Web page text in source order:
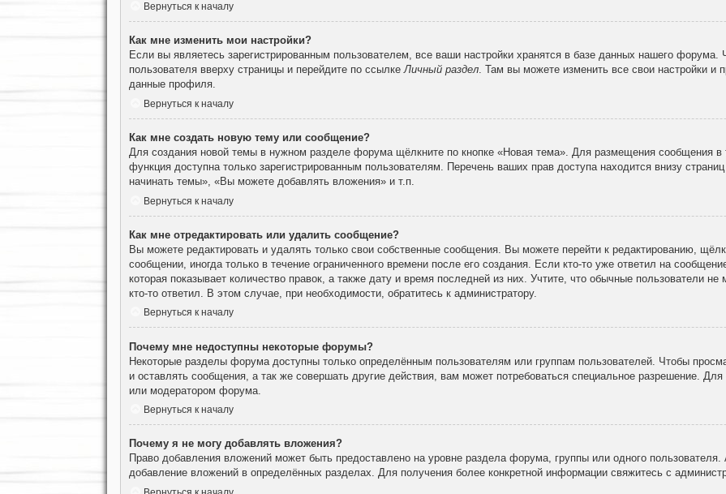
Вернуться к началу
Как мне изменить мои настройки?
Если вы являетесь зарегистрированным пользователем, все ваши настройки хранятся в базе данных нашего
пользователя вверху страницы и перейдите по ссылкеЛичный раздел. Там вы можете изменить все свои настройки и
данные профиля.
Вернуться к началу
Как мне создать новую тему или сообщение?
Для создания новой темы в нужном разделе форума щёлкните по кнопке «Новая тема». Для размещения сообщения в
функция доступна только зарегистрированным пользователям. Перечень ваших прав доступа находится внизу
начинать темы», «Вы можете добавлять вложения» и т.п.
Вернуться к началу
Как мне отредактировать или удалить сообщение?
Вы можете редактировать и удалять только свои собственные сообщения. Вы можете перейти к редактированию,
сообщении, иногда только в течение ограниченного времени после его создания. Если кто-то уже ответил на
которая показывает количество правок, а также дату и время последней из них. Учтите, что обычные пользователи
кто-то ответил. В этом случае, при необходимости, обратитесь к администратору.
Вернуться к началу
Почему мне недоступны некоторые форумы?
Некоторые разделы форума доступны только определённым пользователям или группам пользователей. Чтобы
и оставлять сообщения, а так же совершать другие действия, вам может потребоваться специальное разрешение.
или модератором форума.
Вернуться к началу
Почему я не могу добавлять вложения?
Право добавления вложений может быть предоставлено на уровне раздела форума, группы или одного
добавление вложений в определённых разделах. Для получения более конкретной информации свяжитесь с